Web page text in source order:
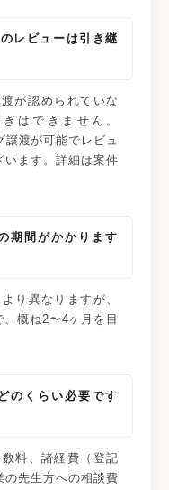
レビューは引き継
が認められていな
はできません。
渡が可能でレビュ
います。詳細は案件
期間がかかります
り異なりますが、
概ね2〜4ヶ月を目
のくらい必要です
料、諸経費（登記
の先生方への相談費